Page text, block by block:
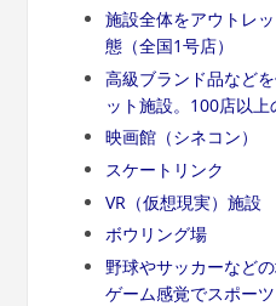
施設全体をアウトレ
態（全国1号店）
高級ブランド品など
ット施設。100店以
映画館（シネコン）
スケートリンク
VR（仮想現実）施設
ボウリング場
野球やサッカーなど
ゲーム感覚でスポー